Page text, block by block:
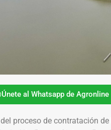
Únete al Whatsapp de Agronline
proceso de contratación